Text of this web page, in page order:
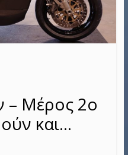
– Μέρος 2ο
και…